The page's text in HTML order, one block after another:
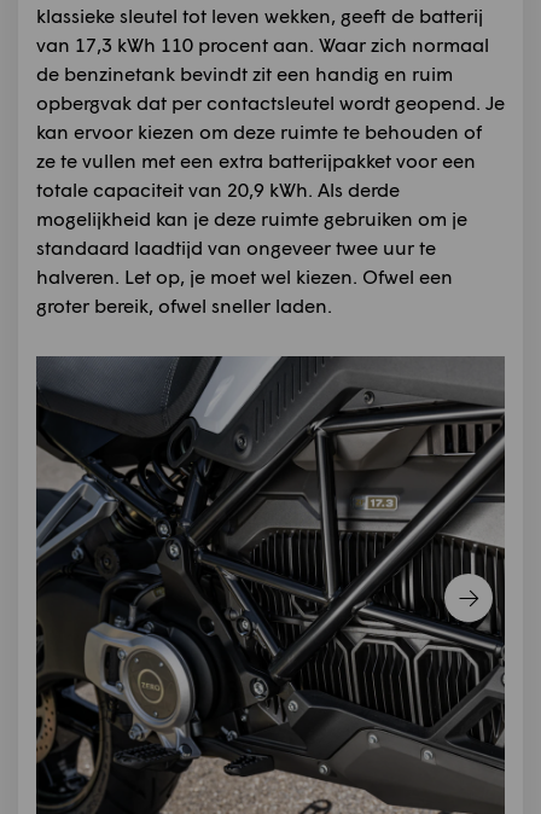
klassieke sleutel tot leven wekken, geeft de batterij
van 17,3 kWh 110 procent aan. Waar zich normaal
de benzinetank bevindt zit een handig en ruim
opbergvak dat per contactsleutel wordt geopend. Je
kan ervoor kiezen om deze ruimte te behouden of
ze te vullen met een extra batterijpakket voor een
totale capaciteit van 20,9 kWh. Als derde
mogelijkheid kan je deze ruimte gebruiken om je
standaard laadtijd van ongeveer twee uur te
halveren. Let op, je moet wel kiezen. Ofwel een
groter bereik, ofwel sneller laden.